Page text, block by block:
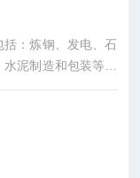
：炼钢、发电、石
泥制造和包装等行
，对各种除尘器、
、产品输送总量监
线监测起到重要的